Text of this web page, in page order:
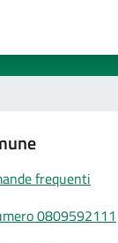
stelle su 5
su 5
5
frequenti
0809592111